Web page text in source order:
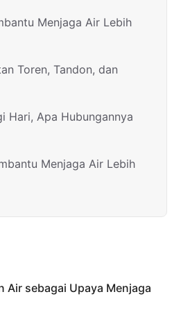
Menjaga Air Lebih
Toren, Tandon, dan
Hari, Apa Hubungannya
Menjaga Air Lebih
Air sebagai Upaya Menjaga